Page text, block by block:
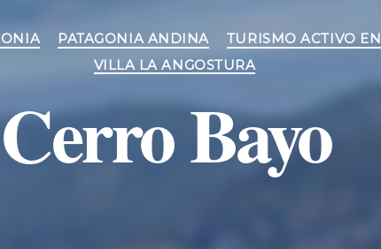
Categorías
PATAGONIA ANDINA
TURISMO ACTIVO
VILLA LA ANGOSTURA
Cerro Bayo